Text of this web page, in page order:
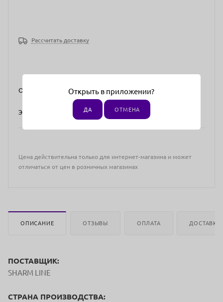
Рассчитать доставку
Отгрузка невозможна в: Архангельск, Красноярск.
Это связано с условиями эксклюзивной дистрибуции.
Цена действительна только для интернет-магазина и может
отличаться от цен в розничных магазинах
ОПИСАНИЕ ОТЗЫВЫ ОПЛАТА ДОСТАВКА
ПОСТАВЩИК:
SHARM LINE
СТРАНА ПРОИЗВОДСТВА:
Открыть в приложении?
ДА ОТМЕНА